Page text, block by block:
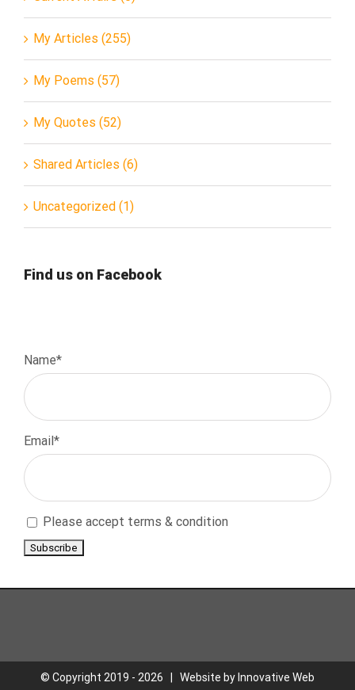
My Articles (255)
My Poems (57)
My Quotes (52)
Shared Articles (6)
Uncategorized (1)
Find us on Facebook
Name*
Email*
Please accept terms & condition
© Copyright 2019 - 2026 | Website by Innovative Web